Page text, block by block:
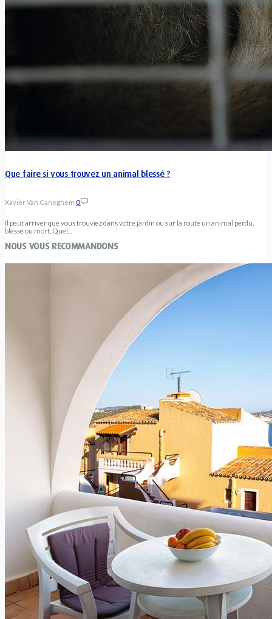
Que faire si vous trouvez un animal blessé ?
Xavier Van Caneghem 0
Il peut arriver que vous trouviez dans votre jardin ou sur la route un animal perdu,
blessé ou mort. Quel...
NOUS VOUS RECOMMANDONS